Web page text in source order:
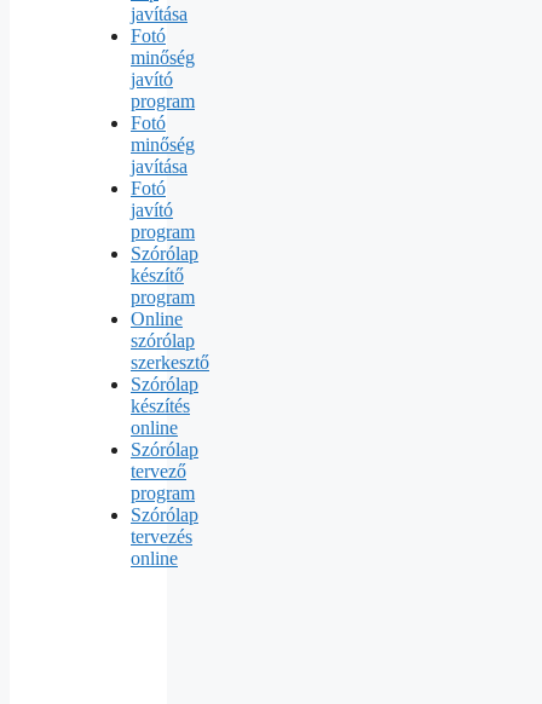
javítása
Fotó
minőség
javító
program
Fotó
minőség
javítása
Fotó
javító
program
Szórólap
készítő
program
Online
szórólap
szerkesztő
Szórólap
készítés
online
Szórólap
tervező
program
Szórólap
tervezés
online